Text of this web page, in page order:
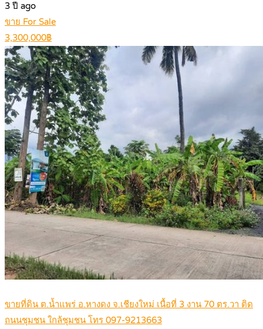
3 ปี ago
ขาย For Sale
3,300,000฿
ขายที่ดิน ต.น้ำแพร่ อ.หางดง จ.เชียงใหม่ เนื้อที่ 3 งาน 70 ตร.วา ติด
ถนนชุมชน ใกล้ชุมชน โทร 097-9213663